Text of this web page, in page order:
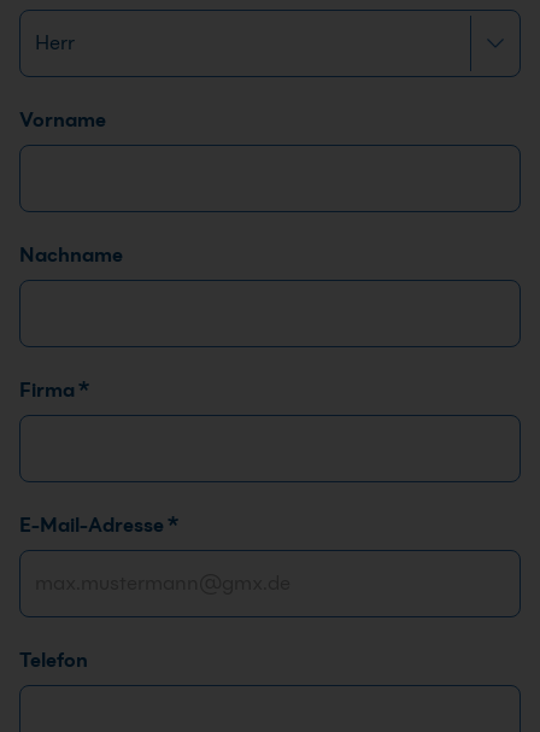
Name*
Vorname
Nachname
Firma *
E-Mail-Adresse *
Telefon